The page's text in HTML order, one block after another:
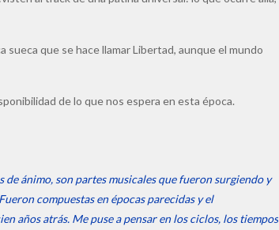
sueca que se hace llamar Libertad, aunque el mundo
de lo que nos espera en esta época.
de ánimo, son partes musicales que fueron surgiendo y
compuestas en épocas parecidas y el
años atrás. Me puse a pensar en los ciclos, los tiempos